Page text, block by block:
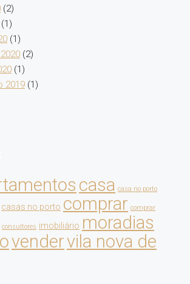
(2)
(1)
(1)
(2)
(1)
2019 (1)
casa casa no porto
casas no porto comprar comprar
consultores imobiliário moradias
vendervila nova de